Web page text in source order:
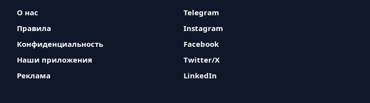
О нас
Правила
Конфиденциальность
Наши приложения
Реклама
Telegram
Instagram
Facebook
Twitter/X
LinkedIn